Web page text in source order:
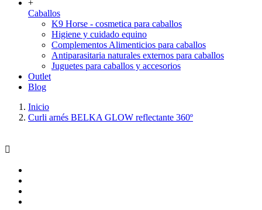
+
Caballos
K9 Horse - cosmetica para caballos
Higiene y cuidado equino
Complementos Alimenticios para caballos
Antiparasitaria naturales externos para caballos
Juguetes para caballos y accesorios
Outlet
Blog
Inicio
Curli arnés BELKA GLOW reflectante 360º
